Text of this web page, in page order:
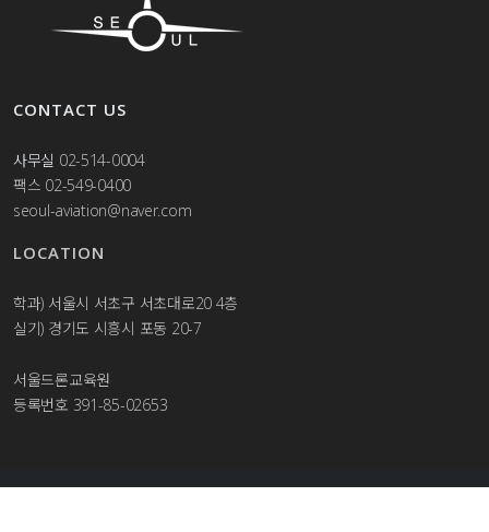
CONTACT US
사무실 02-514-0004
팩스 02-549-0400
seoul-aviation@naver.com
LOCATION
학과) 서울시 서초구 서초대로20 4층
실기) 경기도 시흥시 포동 20-7
서울드론교육원
등록번호 391-85-02653